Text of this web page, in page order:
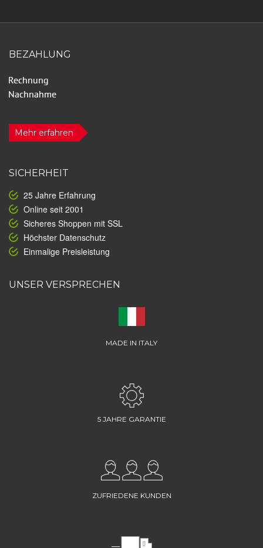
BEZAHLUNG
Mehr erfahren
SICHERHEIT
25 Jahre Erfahrung
Online seit 2001
Sicheres Shoppen mit SSL
Höchster Datenschutz
Einmalige Preisleistung
UNSER VERSPRECHEN
MADE IN ITALY
5 JAHRE GARANTIE
ZUFRIEDENE KUNDEN